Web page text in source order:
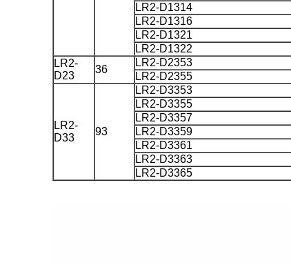
LR2-D1314
LR2-D1316
LR2-D1321
LR2-D1322
LR2-
D23
36
LR2-D2353
LR2-D2355
LR2-
D33
93
LR2-D3353
LR2-D3355
LR2-D3357
LR2-D3359
LR2-D3361
LR2-D3363
LR2-D3365